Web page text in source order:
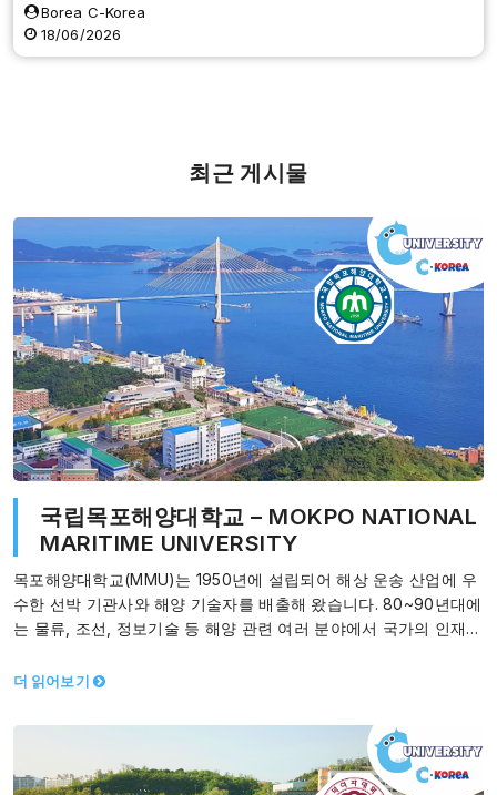
Borea C-Korea
18/06/2026
최근 게시물
국립목포해양대학교 – MOKPO NATIONAL
MARITIME UNIVERSITY
목포해양대학교(MMU)는 1950년에 설립되어 해상 운송 산업에 우
수한 선박 기관사와 해양 기술자를 배출해 왔습니다. 80~90년대에
는 물류, 조선, 정보기술 등 해양 관련 여러 분야에서 국가의 인재를
더 읽어보기